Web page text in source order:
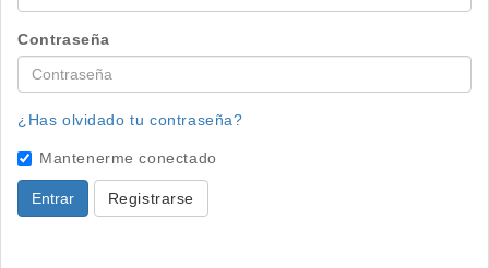
Contraseña
¿Has olvidado tu contraseña?
Mantenerme conectado
Entrar Registrarse